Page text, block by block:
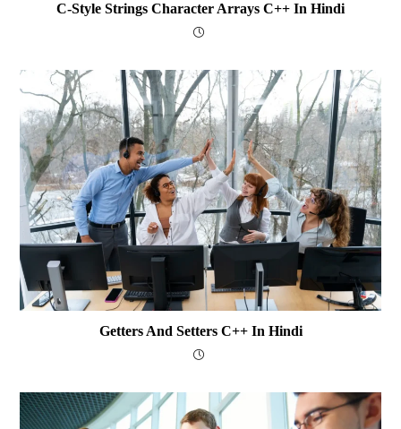
C-Style Strings Character Arrays C++ In Hindi
Getters And Setters C++ In Hindi